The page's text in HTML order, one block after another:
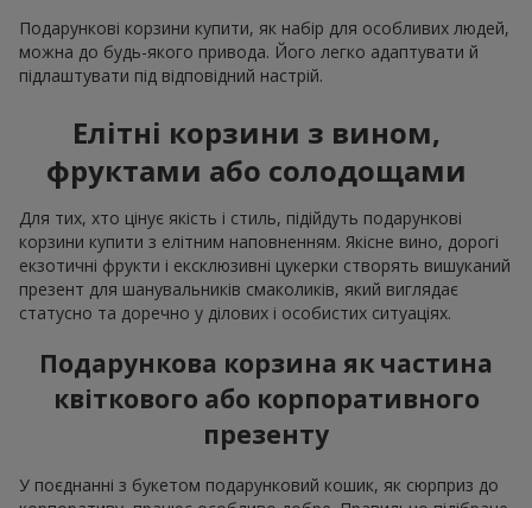
Подарункові корзини купити, як набір для особливих людей,
можна до будь-якого привода. Його легко адаптувати й
підлаштувати під відповідний настрій.
Елітні корзини з вином,
фруктами або солодощами
Для тих, хто цінує якість і стиль, підійдуть подарункові
корзини купити з елітним наповненням. Якісне вино, дорогі
екзотичні фрукти і ексклюзивні цукерки створять вишуканий
презент для шанувальників смаколиків, який виглядає
статусно та доречно у ділових і особистих ситуаціях.
Подарункова корзина як частина
квіткового або корпоративного
презенту
У поєднанні з букетом подарунковий кошик, як сюрприз до